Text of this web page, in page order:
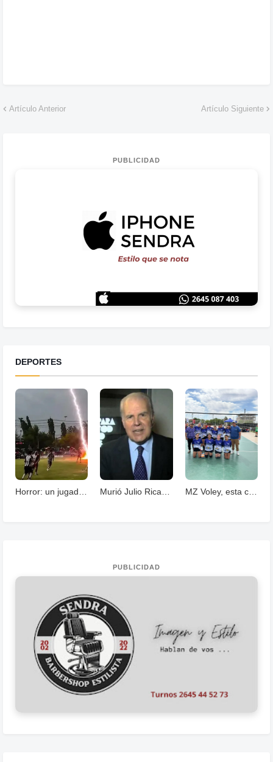
Artículo Anterior Artículo Siguiente
PUBLICIDAD
DEPORTES
MZ Voley, esta cerrando un año con grandes logros
PUBLICIDAD